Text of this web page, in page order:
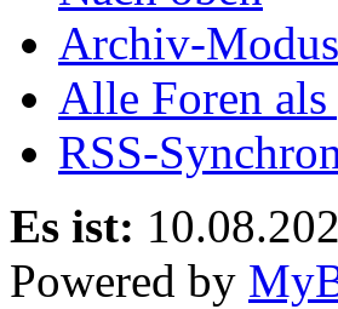
Archiv-Modus
Alle Foren als
RSS-
Es ist:
Powered by